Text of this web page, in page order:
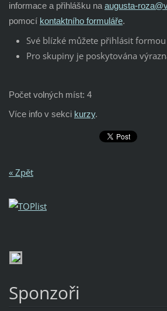
informace a přihlášku na augusta-
pomocí kontaktního formuláře.
Své blízké můžete přihlásit
Pro skupiny je poskytována
Počet volných míst: 4
Více info v sekci kurzy.
« Zpět
Sponzoři